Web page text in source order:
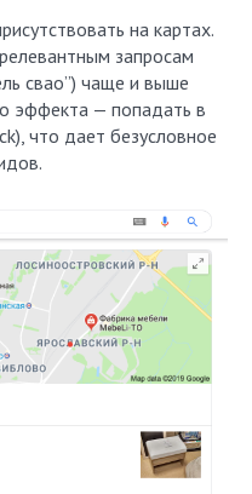
на картах.
запросам
свао”) чаще и выше
эффекта — попадать в
что дает безусловное